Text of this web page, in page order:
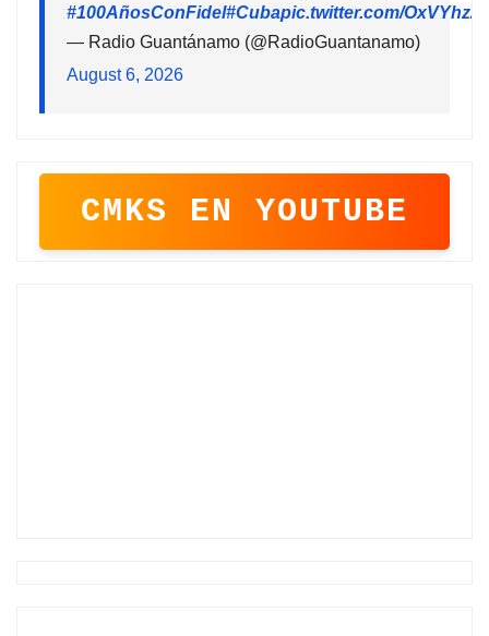
#100AñosConFidel#Cubapic.twitter.com/
— Radio Guantánamo (@RadioGuantanamo)
August 6, 2026
CMKS EN YOUTUBE